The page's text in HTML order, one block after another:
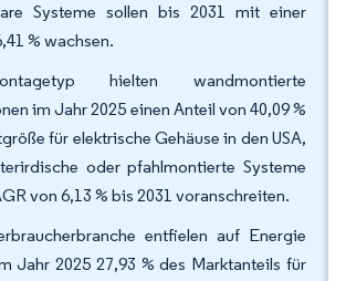
Systeme sollen bis 2031 mit einer
% wachsen.
hielten wandmontierte
im Jahr 2025 einen Anteil von 40,09 %
für elektrische Gehäuse in den USA,
oder pfahlmontierte Systeme
von 6,13 % bis 2031 voranschreiten.
entfielen auf Energie
Jahr 2025 27,93 % des Marktanteils für